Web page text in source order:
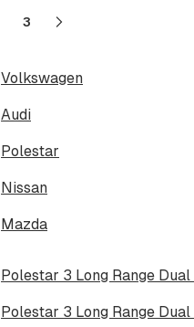
3
Neste
Volkswagen
Audi
Polestar
Nissan
Mazda